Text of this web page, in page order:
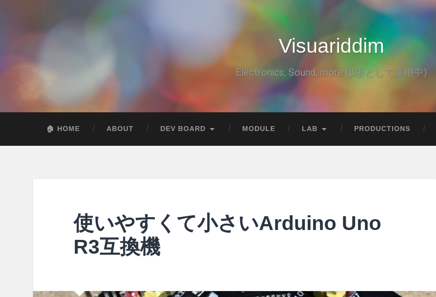
Visuariddim
Electronics, Sound, more (β版として運用中)
🏠 HOME ABOUT DEV BOARD MODULE LAB PRODUCTIONS
使いやすくて小さいArduino Uno
R3互換機